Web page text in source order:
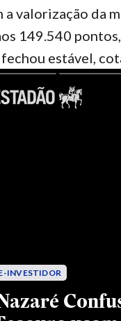
a valorização da
149.540
estável,